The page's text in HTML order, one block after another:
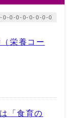
0-0-0-0-0-0-0-0
栄養コー
「食育の